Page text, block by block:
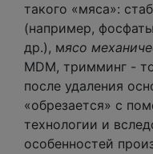
такого «мяса»:
(например,
др.), мясо
MDM, тримминг -
после удаления
«обрезается» с
технологии и
особенностей